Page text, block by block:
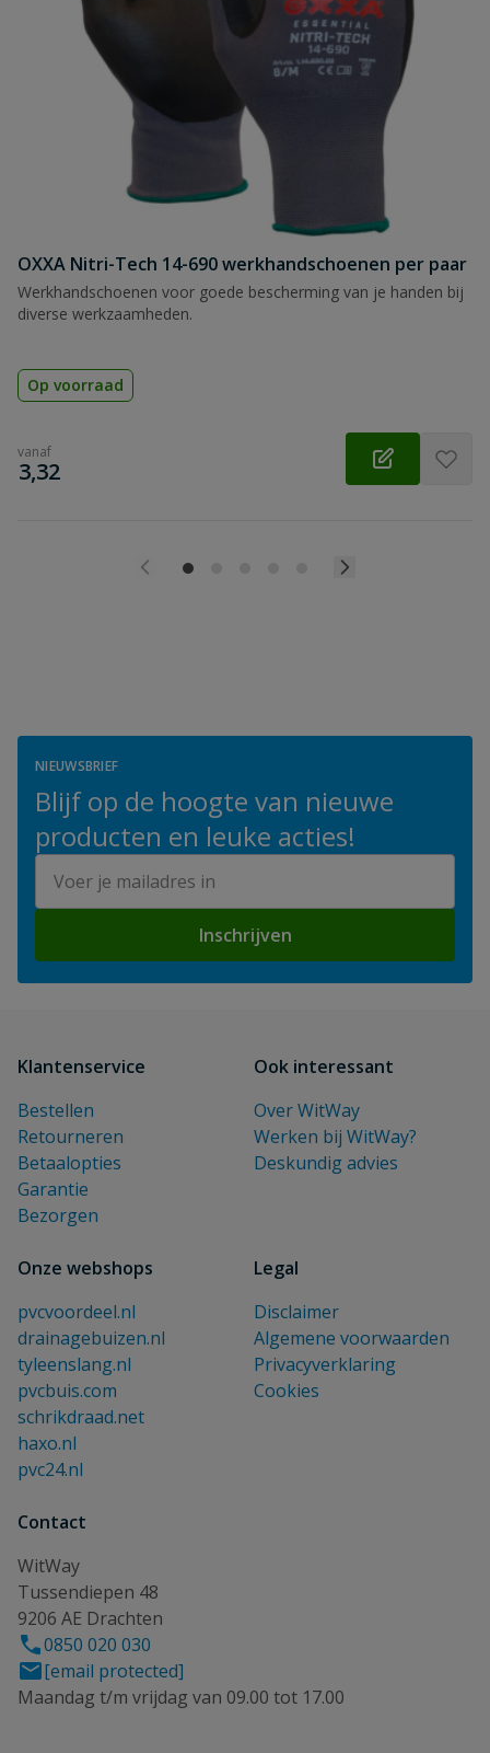
OXXA Nitri-Tech 14-690 werkhandschoenen per paar
Werkhandschoenen voor goede bescherming van je handen bij
diverse werkzaamheden.
Op voorraad
vanaf
€
3,32
NIEUWSBRIEF
Blijf op de hoogte van nieuwe
producten en leuke acties!
Inschrijven
Klantenservice
Bestellen
Retourneren
Betaalopties
Garantie
Bezorgen
Ook interessant
Over WitWay
Werken bij WitWay?
Deskundig advies
Onze webshops
pvcvoordeel.nl
drainagebuizen.nl
tyleenslang.nl
pvcbuis.com
schrikdraad.net
haxo.nl
pvc24.nl
Legal
Disclaimer
Algemene voorwaarden
Privacyverklaring
Cookies
Contact
WitWay
Tussendiepen 48
9206 AE Drachten
0850 020 030
[email protected]
Maandag t/m vrijdag van 09.00 tot 17.00